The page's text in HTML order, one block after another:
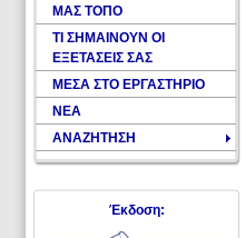
ΜΑΣ ΤΟΠΟ
ΤΙ ΣΗΜΑΙΝΟΥΝ ΟΙ
ΕΞΕΤΑΣΕΙΣ ΣΑΣ
ΜΕΣΑ ΣΤΟ ΕΡΓΑΣΤΗΡΙΟ
ΝΕΑ
ΑΝΑΖΗΤΗΣΗ
Έκδοση: